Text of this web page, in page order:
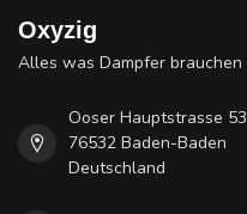
Oxyzig
Alles was Dampfer brauchen
Ooser Hauptstrasse 53
76532 Baden-Baden
Deutschland